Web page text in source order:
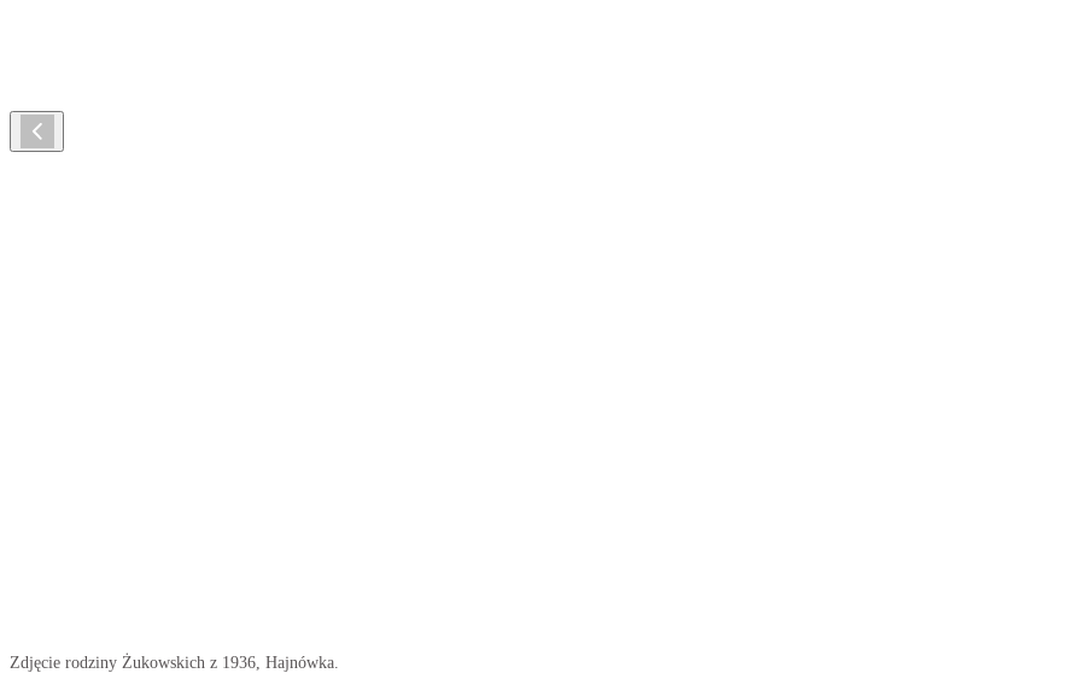
Zdjęcie rodziny Żukowskich z 1936, Hajnówka.